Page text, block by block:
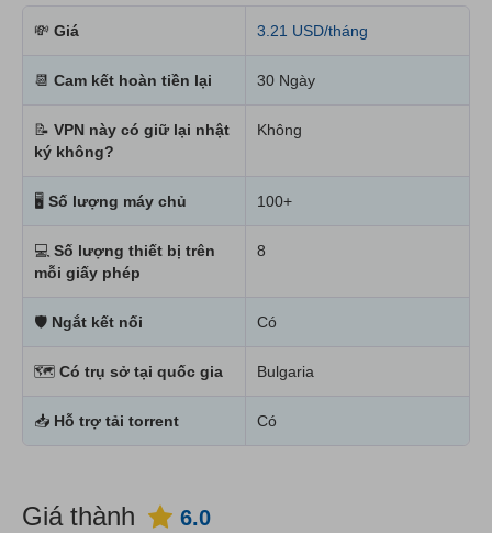
💸 Giá 3.21 USD/tháng
📆 Cam kết hoàn tiền lại 30 Ngày
📝 VPN này có giữ lại nhật
ký không?
Không
🖥 Số lượng máy chủ 100+
💻 Số lượng thiết bị trên
mỗi giấy phép
8
🛡 Ngắt kết nối Có
🗺 Có trụ sở tại quốc gia Bulgaria
📥 Hỗ trợ tải torrent Có
Giá thành 6.0